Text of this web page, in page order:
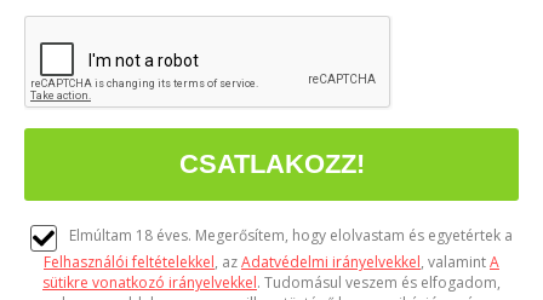
Elmúltam 18 éves. Megerősítem, hogy elolvastam és egyetértek a
Felhasználói feltételekkel, azAdatvédelmi irányelvekkel, valamintA
sütikre vonatkozó irányelvekkel. Tudomásul veszem és elfogadom,